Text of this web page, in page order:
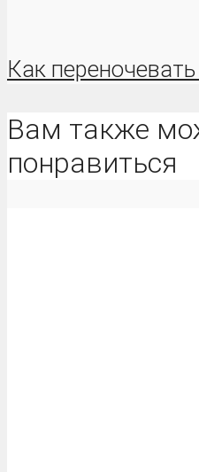
Как
Вам также
понравиться